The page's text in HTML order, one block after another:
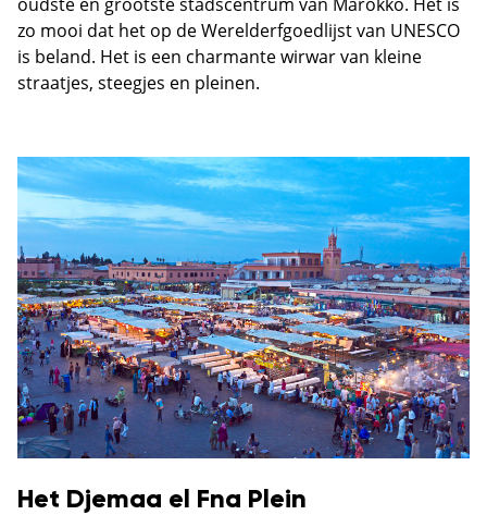
zo mooi dat het op de Werelderfgoedlijst van UNESCO
is beland. Het is een charmante wirwar van kleine
straatjes, steegjes en pleinen.
Het Djemaa el Fna Plein